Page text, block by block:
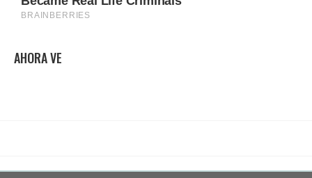
AHORA VE